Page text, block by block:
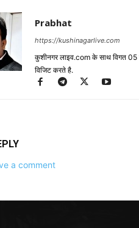
Prabhat
https://kushinagarlive.com
कुशीनगर लाइव.com के साथ विगत 05
विजिट करते है.
a comment